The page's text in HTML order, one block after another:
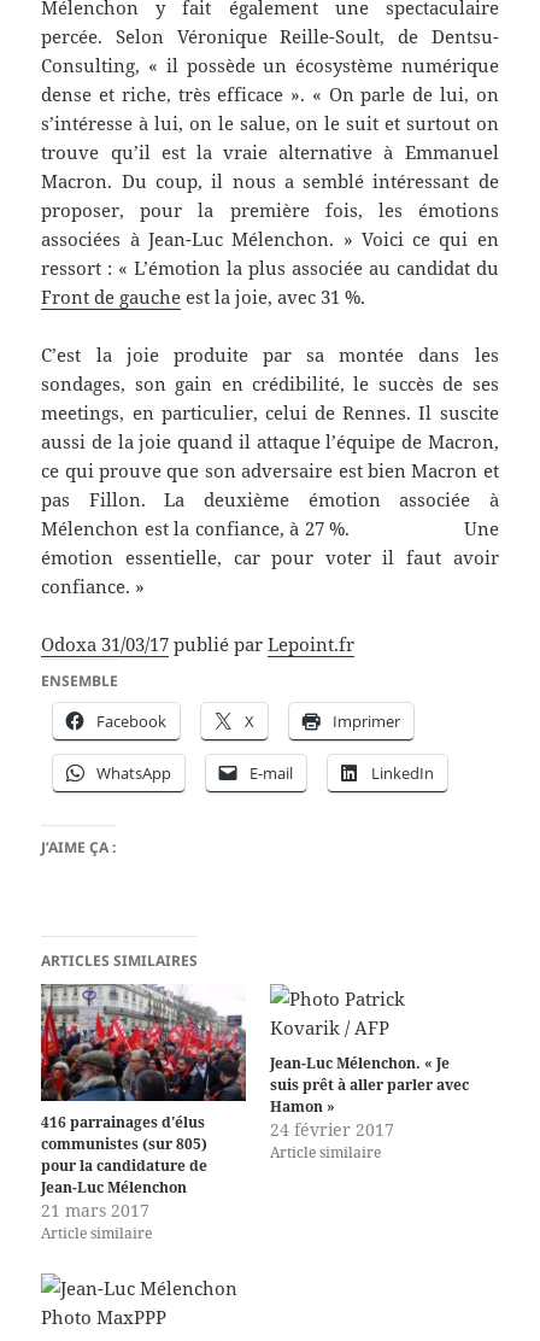
Mélenchon y fait également une spectaculaire
percée. Selon Véronique Reille-Soult, de Dentsu-
Consulting, « il possède un écosystème numérique
dense et riche, très efficace ». « On parle de lui, on
s’intéresse à lui, on le salue, on le suit et surtout on
trouve qu’il est la vraie alternative à Emmanuel
Macron. Du coup, il nous a semblé intéressant de
proposer, pour la première fois, les émotions
associées à Jean-Luc Mélenchon. » Voici ce qui en
ressort : « L’émotion la plus associée au candidat du
Front de gauche est la joie, avec 31 %.
C’est la joie produite par sa montée dans les
sondages, son gain en crédibilité, le succès de ses
meetings, en particulier, celui de Rennes. Il suscite
aussi de la joie quand il attaque l’équipe de Macron,
ce qui prouve que son adversaire est bien Macron et
pas Fillon. La deuxième émotion associée à
Mélenchon est la confiance, à 27 %. Une
émotion essentielle, car pour voter il faut avoir
confiance. »
Odoxa 31/03/17 publié parLepoint.fr
ENSEMBLE
Facebook X Imprimer
WhatsApp E-mail LinkedIn
J’AIME ÇA :
ARTICLES SIMILAIRES
416 parrainages d'élus
communistes (sur 805)
pour la candidature de
Jean-Luc Mélenchon
21 mars 2017
Article similaire
Jean-Luc Mélenchon. « Je
suis prêt à aller parler avec
Hamon »
24 février 2017
Article similaire